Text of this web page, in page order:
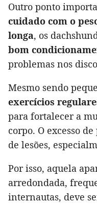
Outro ponto
cuidado com o
longa, os
bom
problemas nos
Mesmo sendo
exercícios
para fortalecer a
corpo. O excesso
de lesões,
Por isso, aquela
arredondada,
internautas, deve